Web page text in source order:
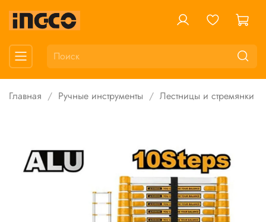
Главная Ручные инструменты Лестницы и стремянки